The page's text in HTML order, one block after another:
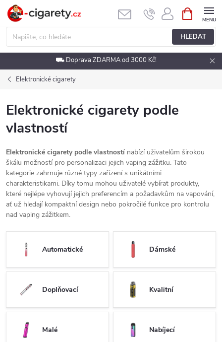
Přejít
obsah
HLEDAT
NÁKUPNÍ
KOŠÍK
⛟ Doprava ZDARMA od 3000 Kč!
Elektronické cigarety
Elektronické cigarety podle
vlastností
Elektronické cigarety podle vlastností nabízí uživatelům širokou
škálu možností pro personalizaci jejich vaping zážitku. Tato
kategorie zahrnuje různé typy zařízení s unikátními
charakteristikami. Díky tomu mohou uživatelé vybírat produkty,
které nejlépe vyhovují jejich preferencím a požadavkům na vapování,
ať už hledají kompaktní design nebo pokročilé funkce pro kontrolu
nad vaping zážitkem.
Automatické Dámské
Doplňovací Kvalitní
Malé Nabíjecí